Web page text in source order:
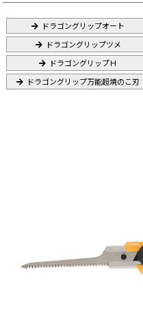
ドラゴングリップオート
ドラゴングリップツメ
ドラゴングリップＨ
ドラゴングリップ万能超焼のこ刃